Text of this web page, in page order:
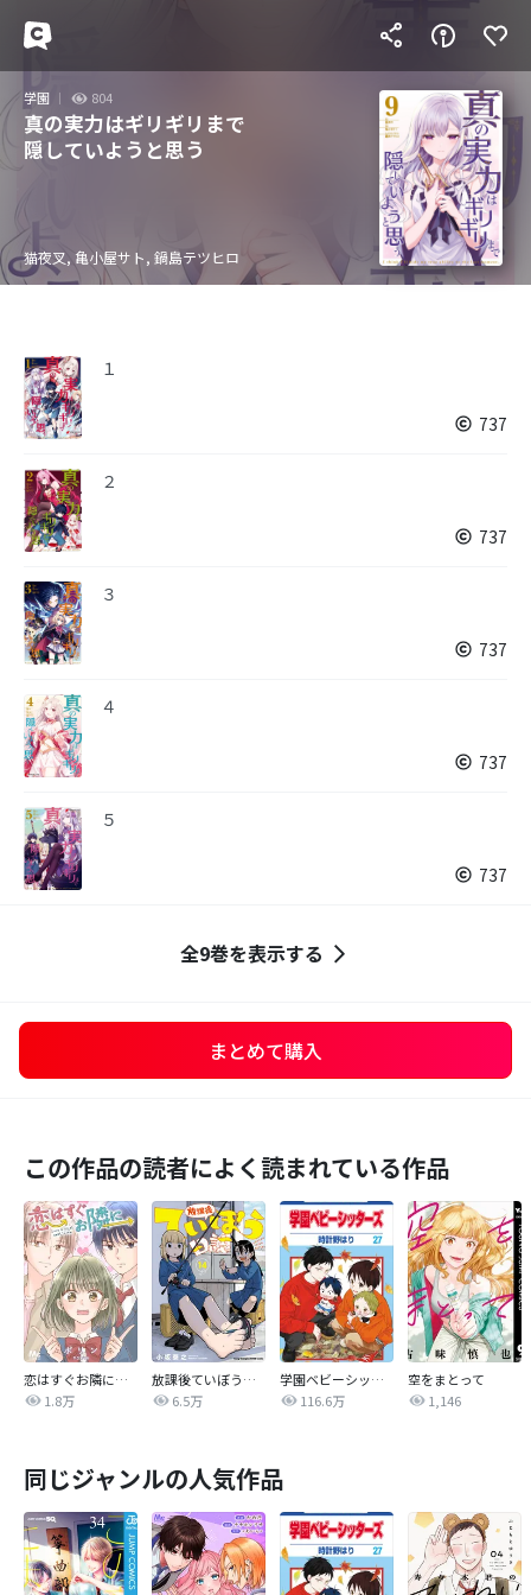
学園 804
真の実力はギリギリまで
隠していようと思う
猫夜叉, 亀小屋サト, 鍋島テツヒロ
１
737
２
737
３
737
４
737
５
737
全9巻を表示する
まとめて購入
この作品の読者によく読まれている作品
恋はすぐお隣に【タテヨミ】
1.8万
放課後ていぼう日誌
6.5万
学園ベビーシッターズ
116.6万
空をまとって
1,146
同じジャンルの人気作品